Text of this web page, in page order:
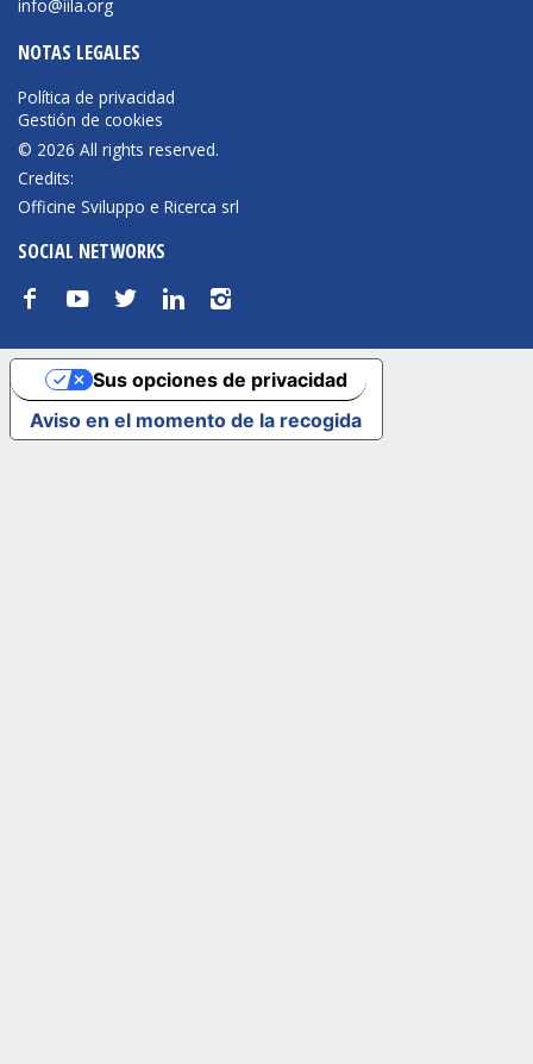
info@iila.org
NOTAS LEGALES
Política de privacidad
Gestión de cookies
© 2026 All rights reserved.
Credits:
Officine Sviluppo e Ricerca srl
SOCIAL NETWORKS
f y t n i
Aviso en el momento de la recogida
Sus opciones de privacidad